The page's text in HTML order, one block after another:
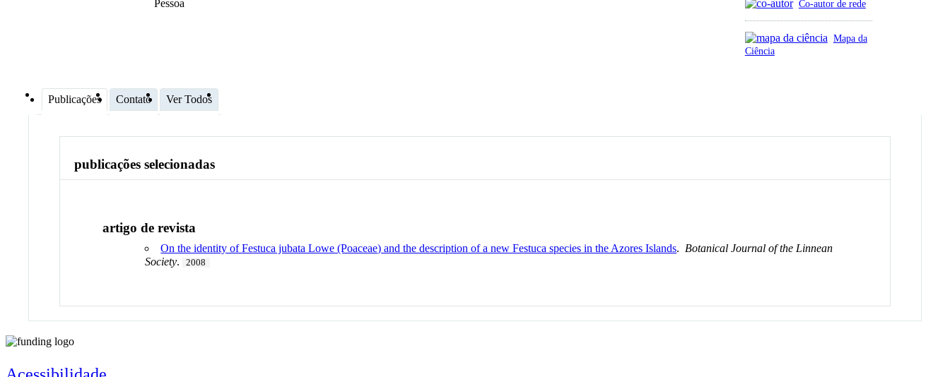
Co-autor de rede
Mapa da
Ciência
Pessoa
Publicações Contato Ver Todos
publicações selecionadas
artigo de revista
On the identity of Festuca jubata Lowe (Poaceae) and the description of a new Festuca species in the Azores Islands. Botanical Journal of the Linnean
Society. 2008